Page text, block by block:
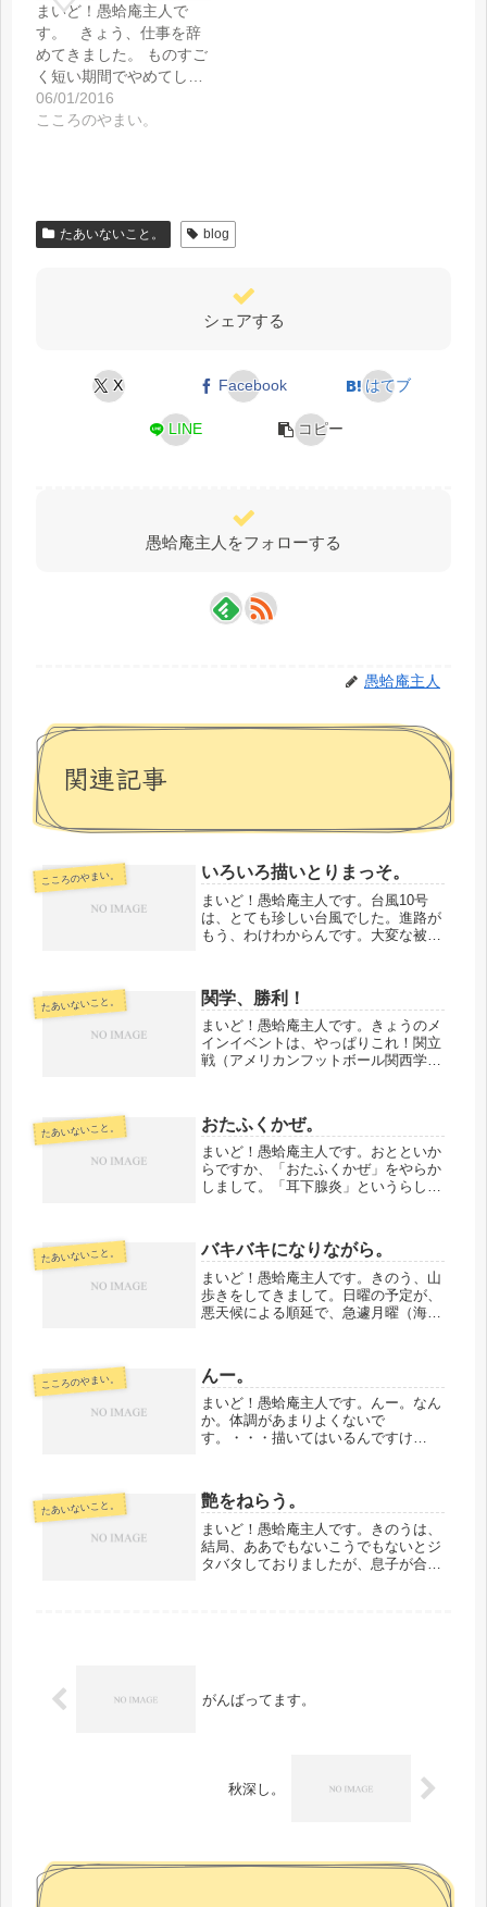
まいど！愚蛤庵主人で
す。 きょう、仕事を辞
めてきました。 ものすご
く短い期間でやめてし…
06/01/2016
こころのやまい。
たあいないこと。 blog
シェアする
X Facebook はてブ
LINE コピー
愚蛤庵主人をフォローする
愚蛤庵主人
関連記事
こころのやまい。 いろいろ描いとりまっそ。
まいど！愚蛤庵主人です。台風10号
は、とても珍しい台風でした。進路が
もう、わけわからんです。大変な被害
とはいえ、東北での被害も甚大でした
ので、地震だ台風だと、こうも度重な
る...
たあいないこと。 関学、勝利！
まいど！愚蛤庵主人です。きょうのメ
インイベントは、やっぱりこれ！関立
戦（アメリカンフットボール関西学生
放送でやってくれなかったので、仕方
なくtwitterでの経過ツイート待...
たあいないこと。 おたふくかぜ。
まいど！愚蛤庵主人です。おとといか
らですか、「おたふくかぜ」をやらか
しまして。「耳下腺炎」というらしい
ども（笑）私の場合、すでになんども
経験してます。一生一度でいいもの
は、...
たあいないこと。 バキバキになりながら。
まいど！愚蛤庵主人です。きのう、山
歩きをしてきまして。日曜の予定が、
悪天候による順延で、急遽月曜（海の
家族と行ったんで、できるだけ楽しく
て登りやすい日だとよかっ...
こころのやまい。 んー。
まいど！愚蛤庵主人です。んー。なん
か。体調があまりよくないで
す。・・・描いてはいるんですけ
い。・・・・・・・・・・きのうか
ら、親類があつまってるんですが、そ
の中に入れない。...
たあいないこと。 艶をねらう。
まいど！愚蛤庵主人です。きのうは、
結局、ああでもないこうでもないとジ
タバタしておりましたが、息子が合宿
がんばってます。
秋深し。